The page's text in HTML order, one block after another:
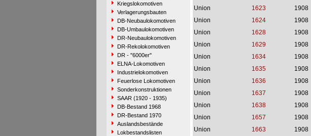
Kriegslokomotiven
Verlagerungsbauten
DB-Neubaulokomotiven
DB-Umbaulokomotiven
DR-Neubaulokomotiven
DR-Rekolokomotiven
DR - "6000er"
ELNA-Lokomotiven
Industrielokomotiven
Feuerlose Lokomotiven
Sonderkonstruktionen
SAAR (1920 - 1935)
DB-Bestand 1968
DR-Bestand 1970
Auslandsbestände
Lokbestandslisten
Union
1623 1908
Union
1624 1908
Union
1628 1908
Union
1629 1908
Union
1634 1908
Union
1635 1908
Union
1636 1908
Union
1637 1908
Union
1638 1908
Union
1657 1908
Union
1663 1908